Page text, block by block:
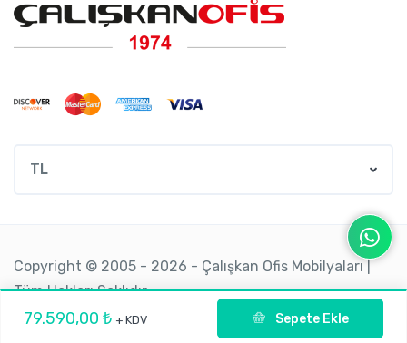
79.590,00 ₺ + KDV Sepete Ekle
TL
Copyright © 2005 - 2026 - Çalışkan Ofis Mobilyaları |
Tüm Hakları Saklıdır.